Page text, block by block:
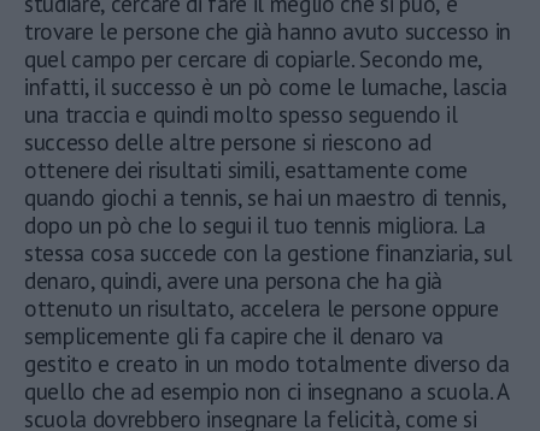
trovare le persone che già hanno avuto successo in
quel campo per cercare di copiarle. Secondo me,
infatti, il successo è un pò come le lumache, lascia
una traccia e quindi molto spesso seguendo il
successo delle altre persone si riescono ad
ottenere dei risultati simili, esattamente come
quando giochi a tennis, se hai un maestro di tennis,
dopo un pò che lo segui il tuo tennis migliora. La
stessa cosa succede con la gestione finanziaria, sul
denaro, quindi, avere una persona che ha già
ottenuto un risultato, accelera le persone oppure
semplicemente gli fa capire che il denaro va
gestito e creato in un modo totalmente diverso da
quello che ad esempio non ci insegnano a scuola. A
scuola dovrebbero insegnare la felicità, come si